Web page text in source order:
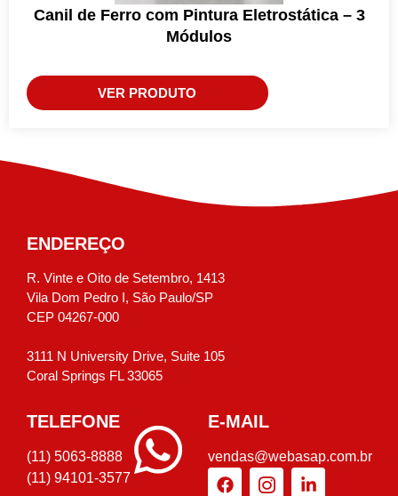
Canil de Ferro com Pintura Eletrostática – 3
Módulos
VER PRODUTO
ENDEREÇO
R. Vinte e Oito de Setembro, 1413
Vila Dom Pedro I, São Paulo/SP
CEP 04267-000
3111 N University Drive, Suite 105
Coral Springs FL 33065
TELEFONE
(11) 5063-8888
(11) 94101-3577
E-MAIL
vendas@webasap.com.br